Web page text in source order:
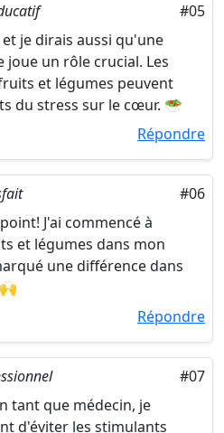
#05
et je dirais aussi qu'une
un rôle crucial. Les
et légumes peuvent
du stress sur le cœur. 🥗
Répondre
#06
J'ai commencé à
et légumes dans mon
une différence dans
Répondre
#07
tant que médecin, je
d'éviter les stimulants